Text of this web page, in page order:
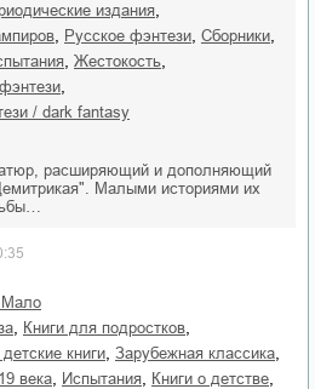
издания
русское фэнтези сборники
жестокость
фэнтези
/ dark fantasy
расширяющий и дополняющий
Малыми историями их
Мало
книги для подростков
книги зарубежная классика
века испытания книги о детстве